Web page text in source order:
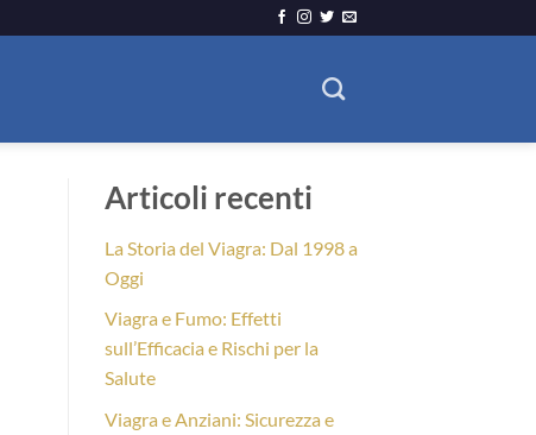
Articoli recenti
La Storia del Viagra: Dal 1998 a
Oggi
Viagra e Fumo: Effetti
sull’Efficacia e Rischi per la
Salute
Viagra e Anziani: Sicurezza e